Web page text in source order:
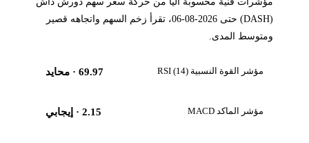
(DASH) حتى 2026-08-06، تقرأ زخم السهم واتجاهه قصير
ومتوسط المدى.
مؤشر القوة النسبية RSI (14) 69.97· محايد
مؤشر الماكد MACD 2.15· إيجابي